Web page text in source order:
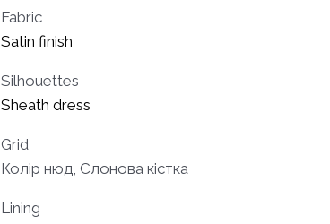
Fabric
Satin finish
Silhouettes
Sheath dress
Grid
Колір нюд, Слонова кістка
Lining